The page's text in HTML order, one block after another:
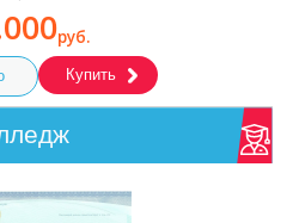
руб.
Купить